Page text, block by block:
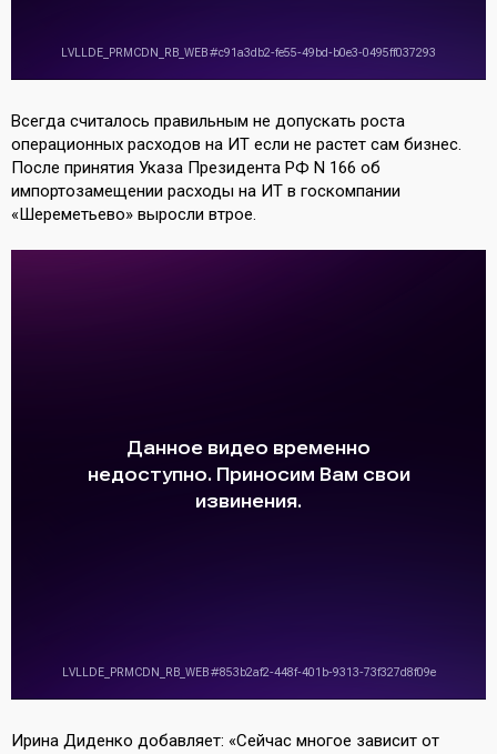
Всегда считалось правильным не допускать роста
операционных расходов на ИТ если не растет сам бизнес.
После принятия Указа Президента РФ N 166 об
импортозамещении расходы на ИТ в госкомпании
«Шереметьево» выросли втрое.
Ирина Диденко добавляет: «Сейчас многое зависит от